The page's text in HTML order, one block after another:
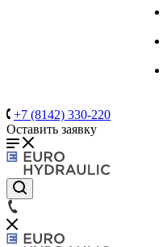
+7 (8142) 330-220
Оставить заявку